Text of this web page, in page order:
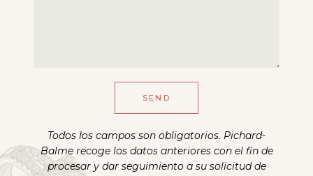
SEND
Todos los campos son obligatorios. Pichard-
Balme recoge los datos anteriores con el fin de
procesar y dar seguimiento a su solicitud de